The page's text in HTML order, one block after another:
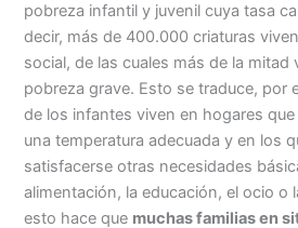
pobreza infantil y juvenil cuya tasa
decir, más de 400.000 criaturas
social, de las cuales más de la
pobreza grave. Esto se traduce, por
de los infantes viven en hogares
una temperatura adecuada y en los
satisfacerse otras necesidades
alimentación, la educación, el ocio o
esto hace que muchas familias en